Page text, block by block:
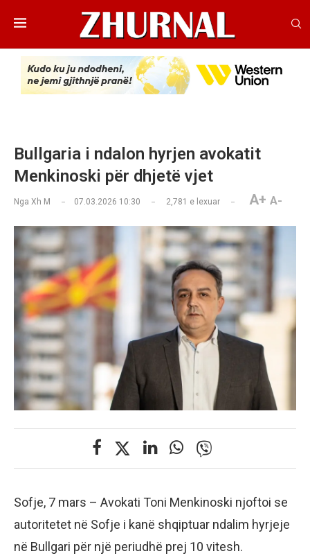
Bullgaria i ndalon hyrjen avokatit
Menkinoski për dhjetë vjet
Nga Xh M 07.03.2026 10:30 2,781 e lexuar A+ A-
Sofje, 7 mars – Avokati Toni Menkinoski njoftoi se
autoritetet në Sofje i kanë shqiptuar ndalim hyrjeje
në Bullgari për një periudhë prej 10 vitesh.